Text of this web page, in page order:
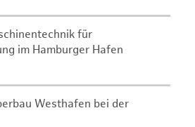
für
im Hamburger Hafen
Westhafen bei der